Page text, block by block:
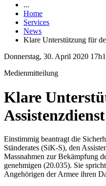
...
Home
Services
News
Klare Unterstützung für
Donnerstag, 30. April 2020
Medienmitteilung
Klare
Einstimmig beantragt die
Ständerates (SiK-S), den
Massnahmen zur Bekämpfung
genehmigen (20.035). Sie
Angehörigen der Armee ihren